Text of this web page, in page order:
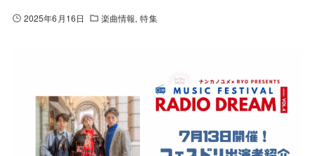
2025年6月16日 楽曲情報 特集